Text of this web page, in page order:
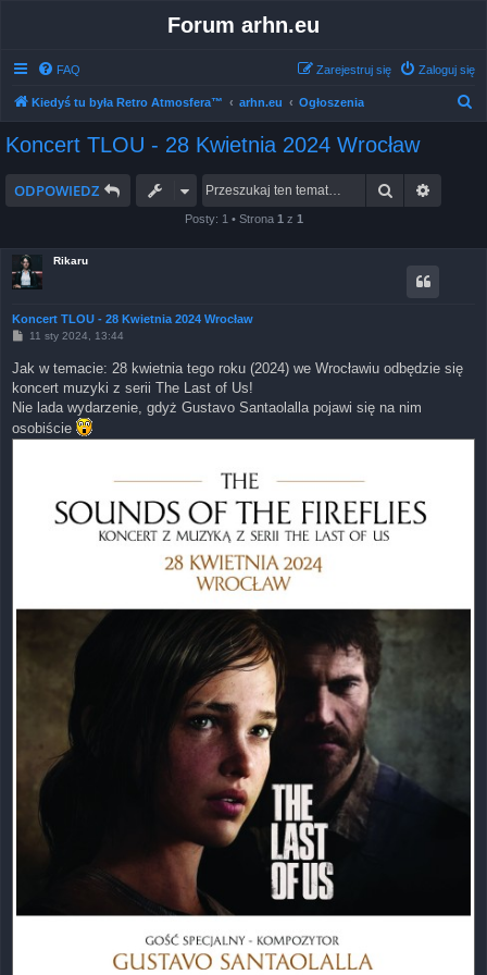
Forum arhn.eu
FAQ Zaloguj się
Zarejestruj się
Kiedyś tu była Retro Atmosfera™ arhn.eu Ogłoszenia
Koncert TLOU - 28 Kwietnia 2024 Wrocław
ODPOWIEDZ Szukaj
Posty: 1 • Strona 1 z 1
Rikaru
Koncert TLOU - 28 Kwietnia 2024 Wrocław
P
s
t
11 sty 2024, 13:44
Jak w temacie: 28 kwietnia tego roku (2024) we Wrocławiu odbędzie się
koncert muzyki z serii The Last of Us!
Nie lada wydarzenie, gdyż Gustavo Santaolalla pojawi się na nim
osobiście